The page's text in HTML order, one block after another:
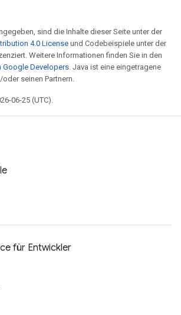
sind die Inhalte dieser Seite unter der
4.0 License und Codebeispiele unter der
Weitere Informationen finden Sie in den
Google Developers. Java ist eine eingetragene
seinen Partnern.
06-25 (UTC).
für Entwickler